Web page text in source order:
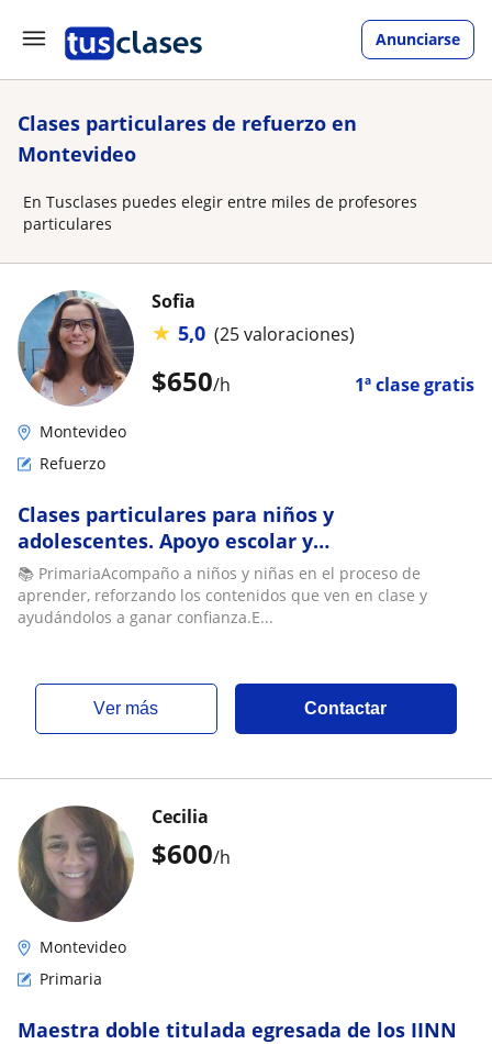
Anunciarse
Clases particulares de refuerzo en
Montevideo
En Tusclases puedes elegir entre miles de profesores
particulares
$650/h 1ª clase gratis
Sofia
★ 5,0 (25 valoraciones)
Montevideo
Refuerzo
Clases particulares para niños y
adolescentes. Apoyo escolar y
acompañamiento en el estudio
📚 PrimariaAcompaño a niños y niñas en el proceso de
aprender, reforzando los contenidos que ven en clase y
ayudándolos a ganar confianza.E...
ver más Contactar
$600/h
Cecilia
Montevideo
Primaria
Maestra doble titulada egresada de los IINN